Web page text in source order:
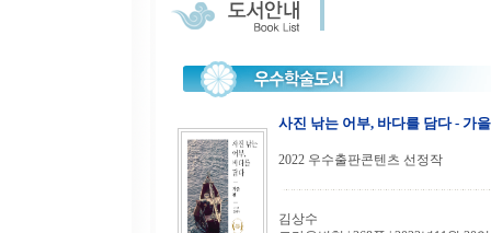
사진 낚는 어부, 바다를 담다 - 가
2022 우수출판콘텐츠 선정작
김상수